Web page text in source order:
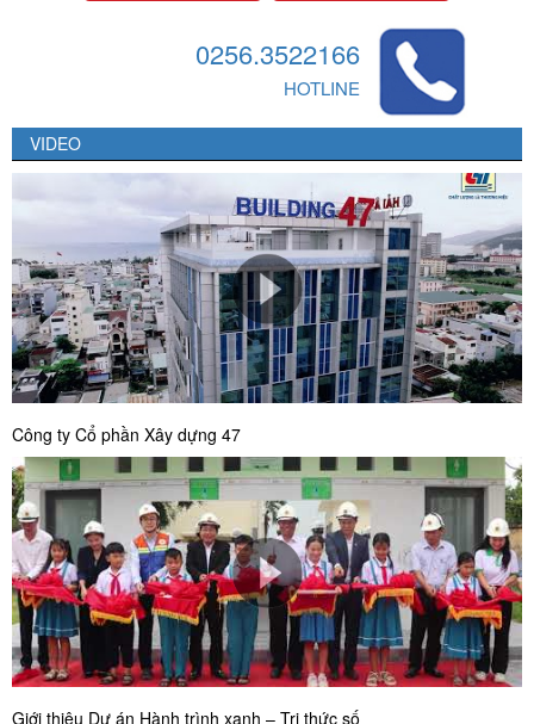
0256.3522166
HOTLINE
VIDEO
Công ty Cổ phần Xây dựng 47
Giới thiệu Dự án Hành trình xanh – Tri thức số